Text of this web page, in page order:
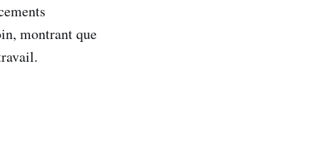
montrant que